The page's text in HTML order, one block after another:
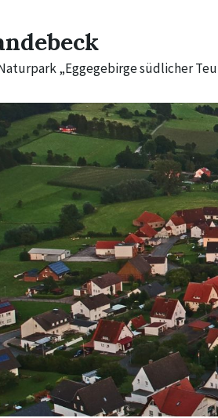
„Eggegebirge südlicher